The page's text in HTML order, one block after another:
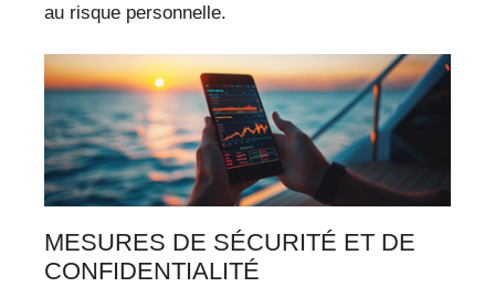
au risque personnelle.
MESURES DE SÉCURITÉ ET DE
CONFIDENTIALITÉ